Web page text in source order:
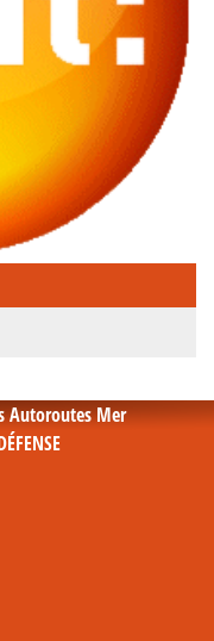
Autoroutes Mer